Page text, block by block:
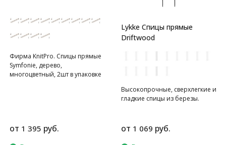
Фирма KnitPro. Спицы прямые
Symfonie, дерево,
многоцветный, 2шт в упаковке
от 1 395 руб.
Lykke Спицы прямые
Driftwood
Высокопрочные, сверхлегкие и
гладкие спицы из березы.
от 1 069 руб.